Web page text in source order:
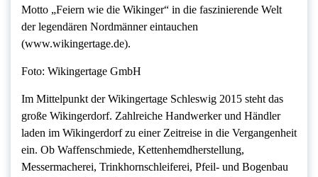
Motto „Feiern wie die Wikinger“ in die faszinierende Welt
der legendären Nordmänner eintauchen
(www.wikingertage.de).
Foto: Wikingertage GmbH
Im Mittelpunkt der Wikingertage Schleswig 2015 steht das
große Wikingerdorf. Zahlreiche Handwerker und Händler
laden im Wikingerdorf zu einer Zeitreise in die Vergangenheit
ein. Ob Waffenschmiede, Kettenhemdherstellung,
Messermacherei, Trinkhornschleiferei, Pfeil- und Bogenbau